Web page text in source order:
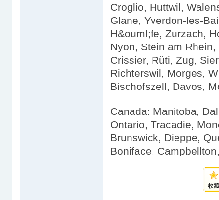
Croglio, Huttwil,
Glane, Yverdon-les-
H&ouml;fe, Zurzach,
Nyon, Stein am
Crissier, Rüti, Zug,
Richterswil, Morges,
Bischofszell, Davos,
Canada: Manitoba,
Ontario, Tracadie,
Brunswick, Dieppe,
Boniface,
收